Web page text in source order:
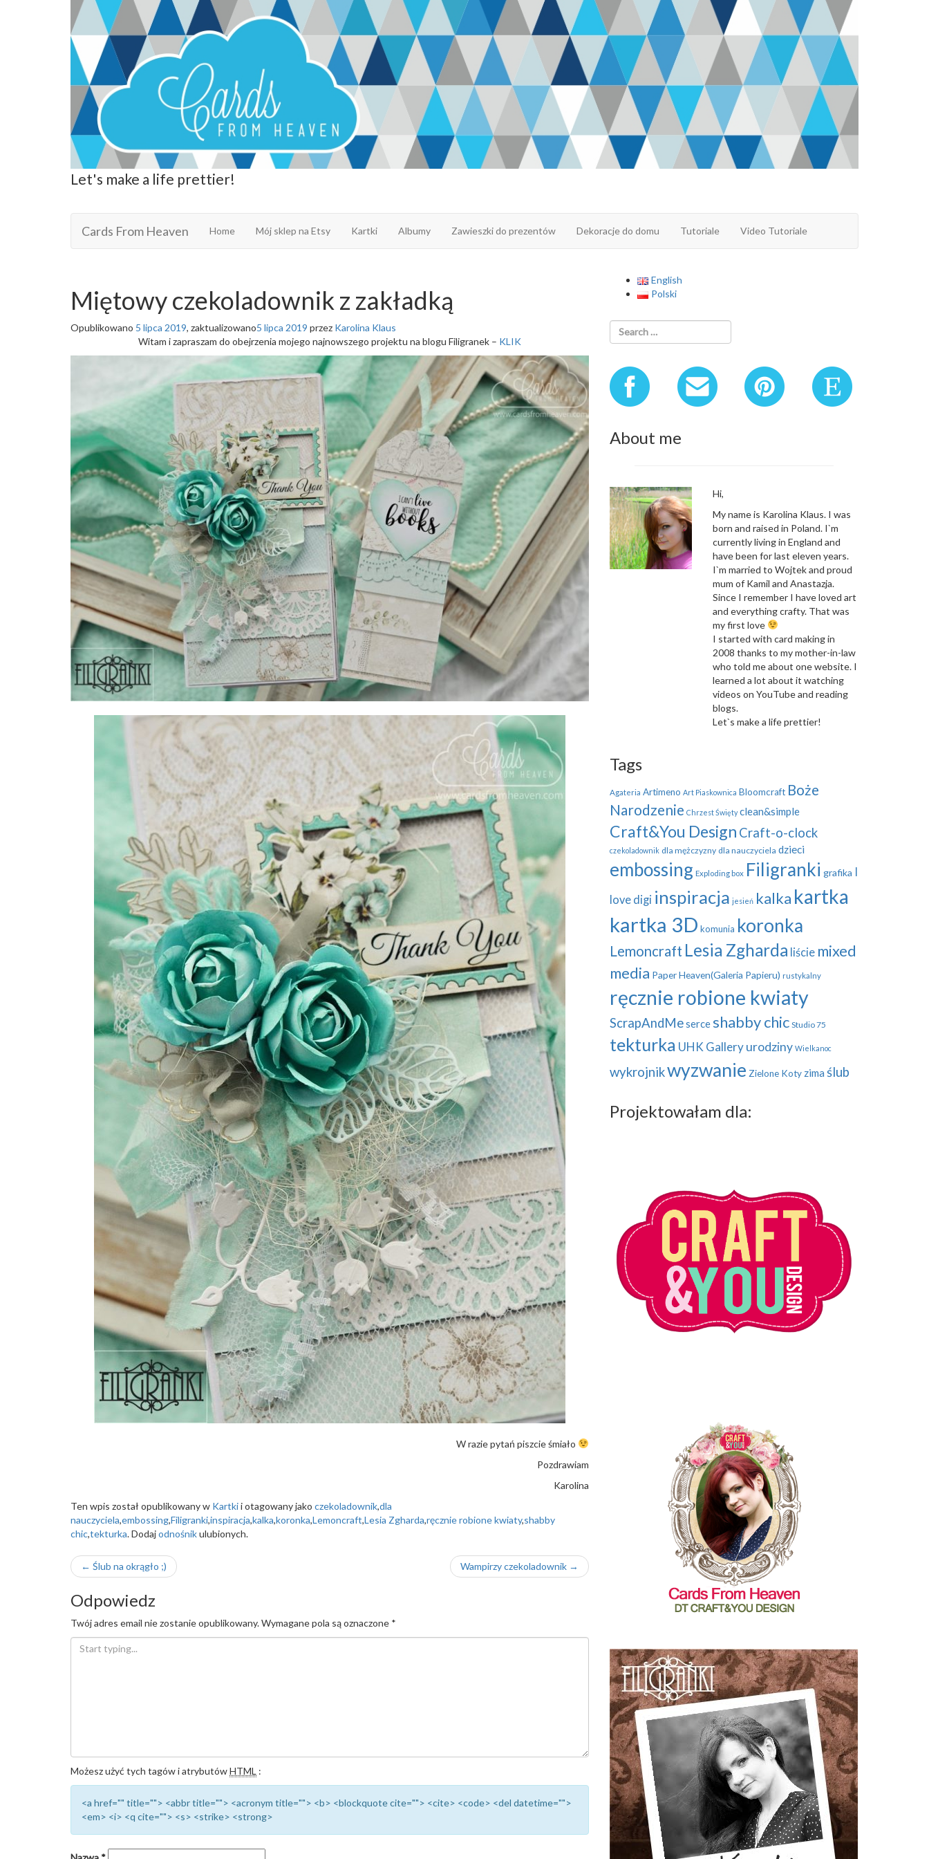
Cards From Heaven
Let's make a life prettier!
Cards From Heaven Home Mój sklep na Etsy Kartki Albumy Zawieszki do prezentów Dekoracje do domu Tutoriale Video Tutoriale
Miętowy czekoladownik z zakładką
Opublikowano 5 lipca 2019, zaktualizowano5 lipca 2019 przez Karolina Klaus
Witam i zapraszam do obejrzenia mojego najnowszego projektu na blogu Filigranek – KLIK
W razie pytań piszcie śmiało
Pozdrawiam
Karolina
Ten wpis został opublikowany w Kartkii otagowany jako czekoladownik,dla
nauczyciela,embossing,Filigranki,inspiracja,kalka,koronka,Lemoncraft,Lesia Zgharda,ręcznie robione kwiaty,shabby
chic,tekturka. Dodajodnośnikulubionych.
Nawigacja
wpisu
← Ślub na okrągło ;) Wampirzy czekoladownik →
Odpowiedz
Twój adres email nie zostanie opublikowany.Wymagane pola są oznaczone *
Możesz użyć tych tagów i atrybutówHTML :
<a href="" title=""> <abbr title=""> <acronym title=""> <b> <blockquote cite=""> <cite> <code> <del datetime="">
<em> <i> <q cite=""> <s> <strike> <strong>
English
Polski
About me
Hi,
My name is Karolina Klaus. I was
born and raised in Poland. I`m
currently living in England and
have been for last eleven years.
I`m married to Wojtek and proud
mum of Kamil and Anastazja.
Since I remember I have loved art
and everything crafty. That was
my first love
I started with card making in
2008 thanks to my mother-in-law
who told me about one website. I
learned a lot about it watching
videos on YouTube and reading
blogs.
Let`s make a life prettier!
Tags
Agateria Artimeno Art Piaskownica Bloomcraft Boże
Narodzenie Chrzest Święty clean&simple
Craft&You Design Craft-o-clock
czekoladownik dla mężczyzny dla nauczyciela dzieci
embossing Exploding box Filigranki grafika I
love digi inspiracja jesień kalka kartka
kartka 3D komunia koronka
Lemoncraft Lesia Zgharda liście mixed
media Paper Heaven(Galeria Papieru) rustykalny
ręcznie robione kwiaty
ScrapAndMeserce shabby chic Studio 75
tekturka UHK Galleryurodziny Wielkanoc
wykrojnikwyzwanie Zielone Koty zima ślub
Projektowałam dla: